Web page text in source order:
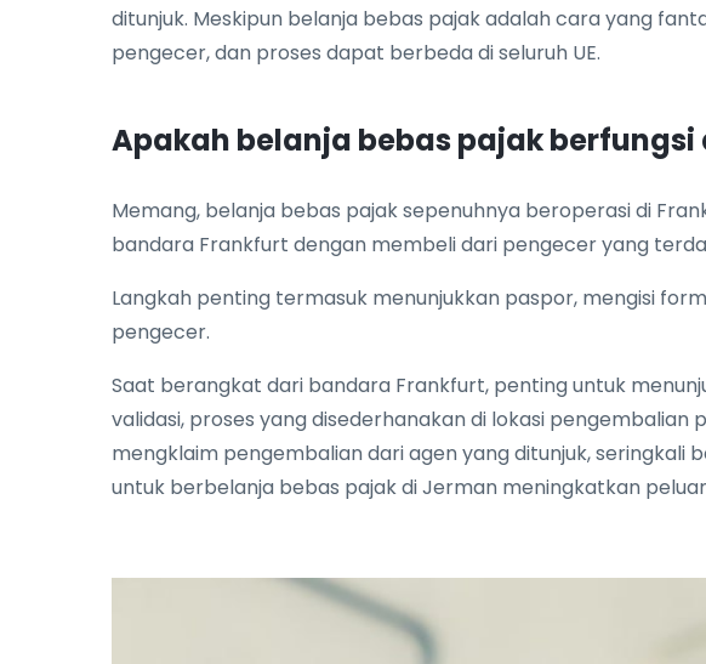
ditunjuk. Meskipun belanja bebas pajak adalah cara yang
pengecer, dan proses dapat berbeda di seluruh UE.
Apakah belanja bebas pajak
Memang, belanja bebas pajak sepenuhnya beroperasi di
bandara Frankfurt dengan membeli dari pengecer yang
Langkah penting termasuk menunjukkan paspor, mengisi
pengecer.
Saat berangkat dari bandara Frankfurt, penting untuk
validasi, proses yang disederhanakan di lokasi
mengklaim pengembalian dari agen yang ditunjuk,
untuk berbelanja bebas pajak di Jerman meningkatkan